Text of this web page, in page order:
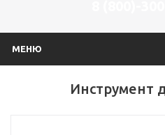
МЕНЮ
Инструмент